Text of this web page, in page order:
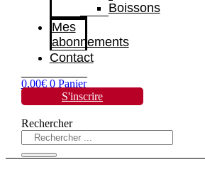
Boissons
Mes
abonnements
Contact
0,00€ 0 Panier
S'inscrire
Rechercher